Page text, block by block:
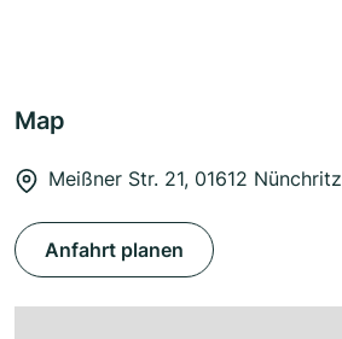
Map
Meißner Str. 21, 01612 Nünchritz
Anfahrt planen